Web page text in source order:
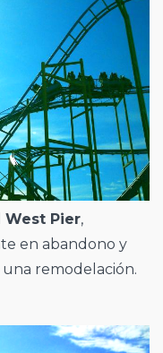
West Pier,
en abandono y
remodelación.